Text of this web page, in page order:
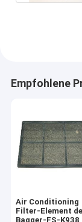
Empfohlene
Air Conditioning
Filter-Element
Bagger-FS-K938